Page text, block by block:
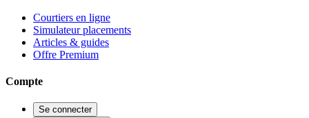
Courtiers en ligne
Simulateur placements
Articles & guides
Offre Premium
Compte
Se connecter